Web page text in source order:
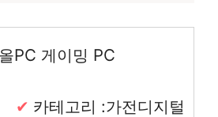
PC 게이밍 PC
카테고리 :가전디지털